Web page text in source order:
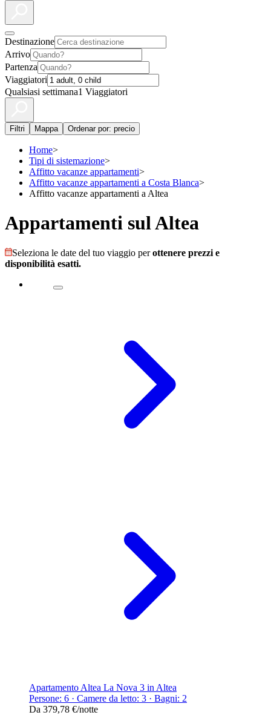
Destinazione
Arrivo
Partenza
Viaggiatori
Qualsiasi settimana1 Viaggiatori
Filtri Mappa Ordenar por: precio
Home>
Tipi di sistemazione>
Affitto vacanze appartamenti>
Affitto vacanze appartamenti a Costa Blanca>
Affitto vacanze appartamenti a Altea
Appartamenti sul Altea
Seleziona le date del tuo viaggio perottenere prezzi e
disponibilità esatti.
Apartamento Altea La Nova 3 in Altea
Persone: 6 · Camere da letto: 3 · Bagni: 2
Da 379,78 €/notte